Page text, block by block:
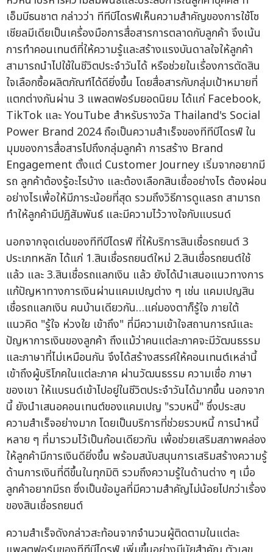
เอ็มบีธนชาต กล่าวว่า ทีทีบีไดรฟ์เห็นความสำคัญของการใช้โซ
เชียลมีเดียเป็นเครื่องมือการสื่อสารการตลาดกับลูกค้า จึงเน้น
การทำคอนเทนต์ที่ให้ความรู้และสร้างแรงบันดาลใจให้ลูกค้า
สามารถนำไปใช้ในชีวิตประจำวันได้ หรือช่วยในเรื่องการตัดสิน
ใจเลือกซื้อผลิตภัณฑ์ได้ดียิ่งขึ้น โดยสื่อสารกับกลุ่มเป้าหมายที่
แตกต่างกันผ่าน 3 แพลตฟอร์มยอดนิยม ได้แก่ Facebook,
TikTok และ YouTube สำหรับรางวัล Thailand's Social
Power Brand 2024 ถือเป็นความสำเร็จของทีทีบีไดรฟ์ ใน
มุมของการสื่อสารไปถึงกลุ่มลูกค้า การสร้าง Brand
Engagement ตั้งแต่ Customer Journey เริ่มจากอยากมี
รถ ลูกค้าต้องรู้อะไรบ้าง และต้องเลือกสินเชื่ออย่างไร ต้องผ่อน
อย่างไรเพื่อให้มีภาระน้อยที่สุด รวมถึงวิธีการดูแลรถ สามารถ
ทำให้ลูกค้ามีปฏิสัมพันธ์ และมีความไว้วางใจกับแบรนด์
นอกจากจุดเด่นของทีทีบีไดรฟ์ ที่ให้บริการสินเชื่อรถยนต์ 3
ประเภทหลัก ได้แก่ 1.สินเชื่อรถยนต์ใหม่ 2.สินเชื่อรถยนต์ใช้
แล้ว และ 3.สินเชื่อรถแลกเงิน แล้ว ยังได้นำเสนอแนวทางการ
แก้ปัญหาทางการเงินผ่านแคมเปญต่าง ๆ เช่น แคมเปญสิน
เชื่อรถแลกเงิน คนบ้านเดียวกัน…แค่มองตาก็รู้ใจ ภายใต้
แนวคิด "รู้ใจ ห่วงใย เข้าถึง" ที่มีความเข้าใจสถานการณ์และ
ปัญหาการเงินของลูกค้า ถึงแม้ว่าคนแต่ละภาคจะมีวัฒนธรรม
และภาษาที่ไม่เหมือนกัน จึงได้สร้างสรรค์ให้คอนเทนต์เหล่านี้
เข้าถึงผู้บริโภคในแต่ละภาค ผ่านวัฒนธรรม ความเชื่อ ภาษา
ของเขา ให้แบรนด์เข้าไปอยู่ในชีวิตประจำวันได้มากขึ้น นอกจาก
นี้ ยังนำเสนอคอนเทนต์ของแคมเปญ "รวบหนี้" ซึ่งประสบ
ความสำเร็จอย่างมาก โดยเป็นบริการที่ช่วยรวบหนี้ การนำหนี้
หลาย ๆ ที่มารวมไว้เป็นก้อนเดียวกัน เพื่อช่วยเสริมสภาพคล่อง
ให้ลูกค้ามีการเงินดียิ่งขึ้น พร้อมสนับสนุนการเสริมสร้างความรู้
ด้านการเงินที่ดีขึ้นในทุกมิติ รวมถึงความรู้ในด้านต่าง ๆ เมื่อ
ลูกค้าอยากมีรถ ซึ่งเป็นข้อมูลที่มีความสำคัญไม่น้อยไปกว่าเรื่อง
ของสินเชื่อรถยนต์
ความสำเร็จดังกล่าวสะท้อนจากจำนวนผู้ติดตามในแต่ละ